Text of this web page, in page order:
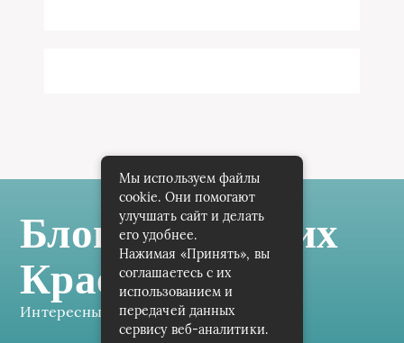
Блог Самарских
Краеведов
Интересные заметки каждый день
Мы используем файлы
cookie. Они помогают
улучшать сайт и делать
его удобнее.
Нажимая «Принять», вы
соглашаетесь с их
использованием и
передачей данных
сервису веб-аналитики.